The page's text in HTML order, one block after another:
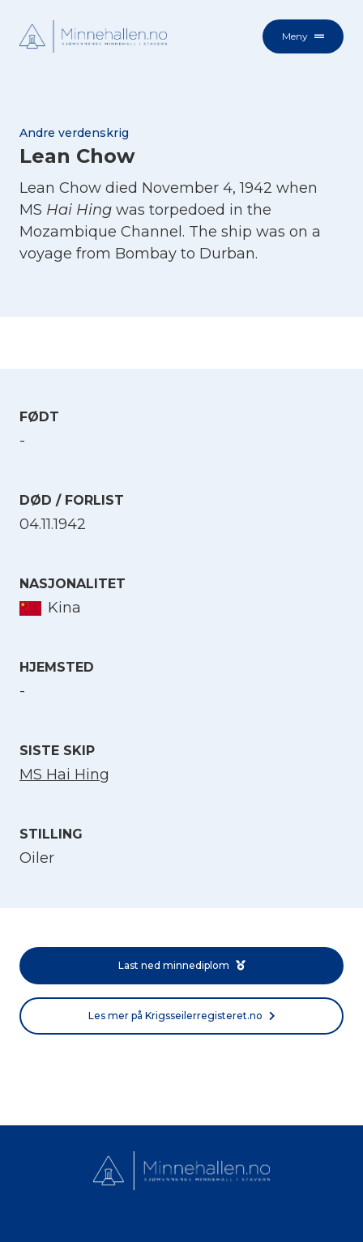
Meny
Andre verdenskrig
Lean Chow
Lean Chow died November 4, 1942 when
MS Hai Hing was torpedoed in the
Mozambique Channel. The ship was on a
voyage from Bombay to Durban.
FØDT
-
DØD / FORLIST
04.11.1942
NASJONALITET
Kina
HJEMSTED
-
SISTE SKIP
MS Hai Hing
STILLING
Oiler
Last ned minnediplom
Les mer på Krigsseilerregisteret.no
English
Norsk bokmål